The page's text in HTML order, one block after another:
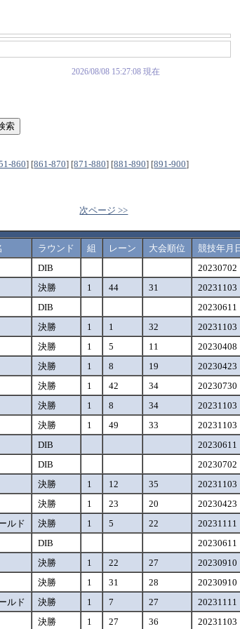
2026/08/08 15:27:08 現在
860] [861-870] [871-880] [881-890] [891-900]
次ページ >>
ラウンド 組 レーン 大会順位
競技年月
DIB
20230702
決勝 1 44 31
20231103
DIB
20230611
決勝 1 1 32
20231103
決勝 1 5 11
20230408
決勝 1 8 19
20230423
決勝 1 42 34
20230730
決勝 1 8 34
20231103
決勝 1 49 33
20231103
DIB
20230611
DIB
20230702
決勝 1 12 35
20231103
決勝 1 23 20
20230423
ルド 決勝 1 5 22
20231111
DIB
20230611
決勝 1 22 27
20230910
決勝 1 31 28
20230910
ルド 決勝 1 7 27
20231111
決勝 1 27 36 20231103